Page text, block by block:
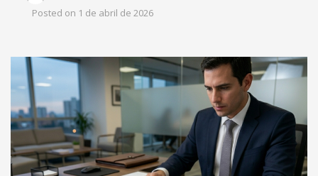
Posted on 1 de abril de 2026